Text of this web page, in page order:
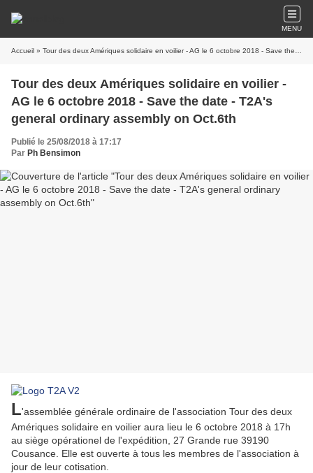
MENU
Accueil » Tour des deux Amériques solidaire en voilier - AG le 6 octobre 2018 - Save the date - T2A's general ordinary assembly on Oct.6th
Tour des deux Amériques solidaire en voilier -
AG le 6 octobre 2018 - Save the date - T2A's
general ordinary assembly on Oct.6th
Publié le 25/08/2018 à 17:17
Par Ph Bensimon
L'assemblée générale ordinaire de l'association Tour des deux
Amériques solidaire en voilier aura lieu le 6 octobre 2018 à 17h
au siège opérationel de l'expédition, 27 Grande rue 39190
Cousance. Elle est ouverte à tous les membres de l'association à
jour de leur cotisation.